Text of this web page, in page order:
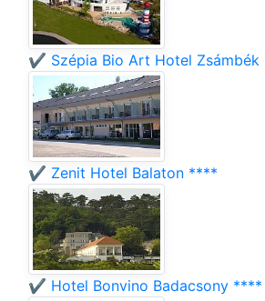
✔️ Szépia Bio Art Hotel
✔️ Zenit Hotel Balaton ****
✔️ Hotel Bonvino Badacsony ****